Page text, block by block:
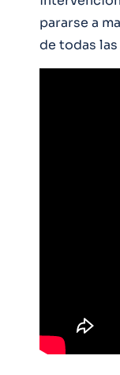
pararse a
de todas las